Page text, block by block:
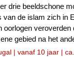
drie beeldschone
van de islam zich in
oorlogen
gebied na het
| vanaf 10 jaar |